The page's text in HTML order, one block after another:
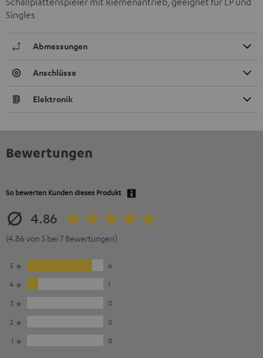
Singles
Abmessungen
Anschlüsse
Elektronik
Bewertungen
So bewerten Kunden dieses Produkt
4.86
(4.86 von 5 bei 7 Bewertungen)
5
6
4
1
3
0
2
0
1
0